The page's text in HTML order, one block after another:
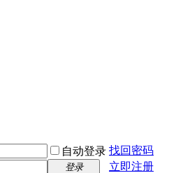
自动登录 找回密码
登录 立即注册